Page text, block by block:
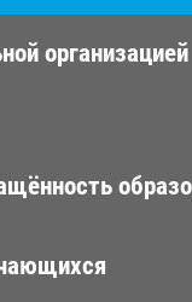
организацией